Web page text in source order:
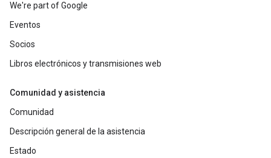
We're part of Google
Eventos
Socios
Libros electrónicos y transmisiones web
Comunidad y asistencia
Comunidad
Descripción general de la asistencia
Estado